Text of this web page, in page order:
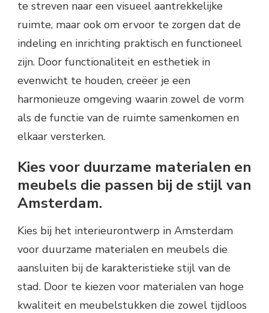
te streven naar een visueel aantrekkelijke
ruimte, maar ook om ervoor te zorgen dat de
indeling en inrichting praktisch en functioneel
zijn. Door functionaliteit en esthetiek in
evenwicht te houden, creëer je een
harmonieuze omgeving waarin zowel de vorm
als de functie van de ruimte samenkomen en
elkaar versterken.
Kies voor duurzame materialen en
meubels die passen bij de stijl van
Amsterdam.
Kies bij het interieurontwerp in Amsterdam
voor duurzame materialen en meubels die
aansluiten bij de karakteristieke stijl van de
stad. Door te kiezen voor materialen van hoge
kwaliteit en meubelstukken die zowel tijdloos